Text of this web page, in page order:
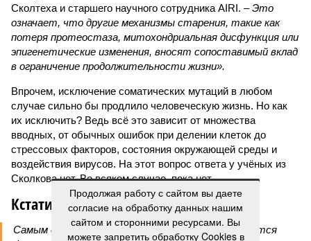
Сколтеха и старшего научного сотрудника AIRI. –Это
означает, что другие механизмы старения, такие как
потеря протеостаза, митохондриальная дисфункция или
эпигенетические изменения, вносят сопоставимый вклад
в ограничение продолжительности жизни».
Впрочем, исключение соматических мутаций в любом
случае сильно бы продлило человеческую жизнь. Но как
их исключить? Ведь всё это зависит от множества
вводных, от обычных ошибок при делении клеток до
стрессовых факторов, состояния окружающей среды и
воздействия вирусов. На этот вопрос ответа у учёных из
Сколкова нет. Во всяком случае, пока нет.
Кстати
Самым долгоживущим человеком на Земле остаётся
Продолжая работу с сайтом вы даете
согласие на обработку данных нашим
сайтом и сторонними ресурсами. Вы
можете запретить обработку Cookies в